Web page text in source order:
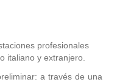
profesionales
italiano y extranjero.
a través de una